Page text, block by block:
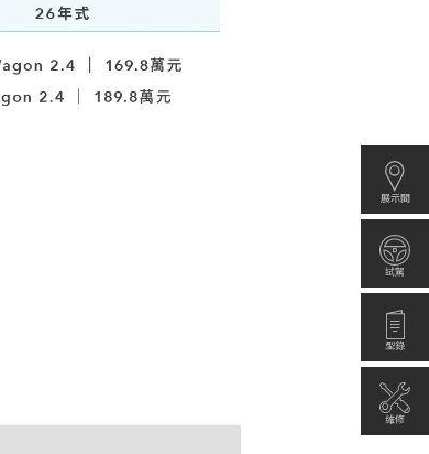
展示間
試駕
型錄
維修